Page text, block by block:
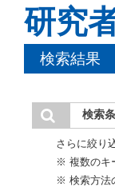
研究
検索結果
検索
さらに絞り
※ 複数のキ
※ 検索方法